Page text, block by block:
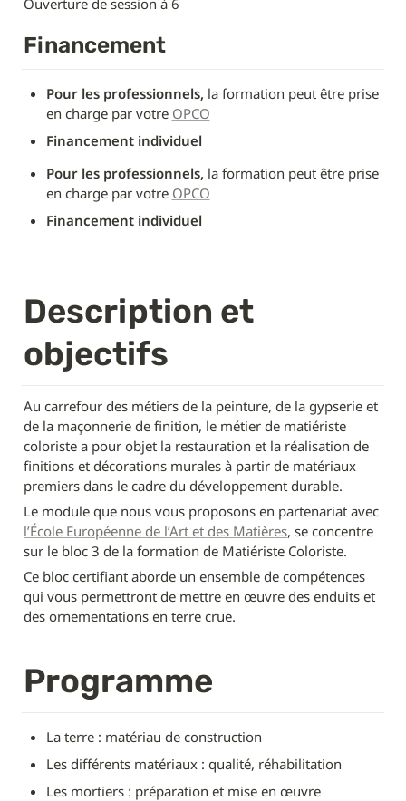
Ouverture de session à 6
Financement
Pour les professionnels, la formation peut être prise
en charge par votre OPCO
Financement individuel
Pour les professionnels, la formation peut être prise
en charge par votre OPCO
Financement individuel
Description et
objectifs
Au carrefour des métiers de la peinture, de la gypserie et
de la maçonnerie de finition, le métier de matiériste
coloriste a pour objet la restauration et la réalisation de
finitions et décorations murales à partir de matériaux
premiers dans le cadre du développement durable.
l’École Européenne de l’Art et des Matières, se concentre
sur le bloc 3 de la formation de Matiériste Coloriste.
Ce bloc certifiant aborde un ensemble de compétences
qui vous permettront de mettre en œuvre des enduits et
des ornementations en terre crue.
Programme
La terre : matériau de construction
Les différents matériaux : qualité, réhabilitation
Les mortiers : préparation et mise en œuvre